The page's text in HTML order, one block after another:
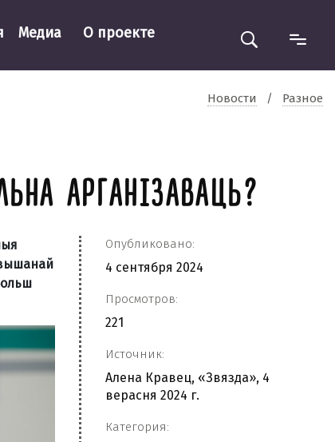
Медиа О проекте
Новости / Разное
АРГАНІЗАВАЦЬ?
Опубликовано:
4 сентября 2024
Просмотров:
221
Источник:
Алена Кравец, «Звязда», 4
верасня 2024 г.
Категория: